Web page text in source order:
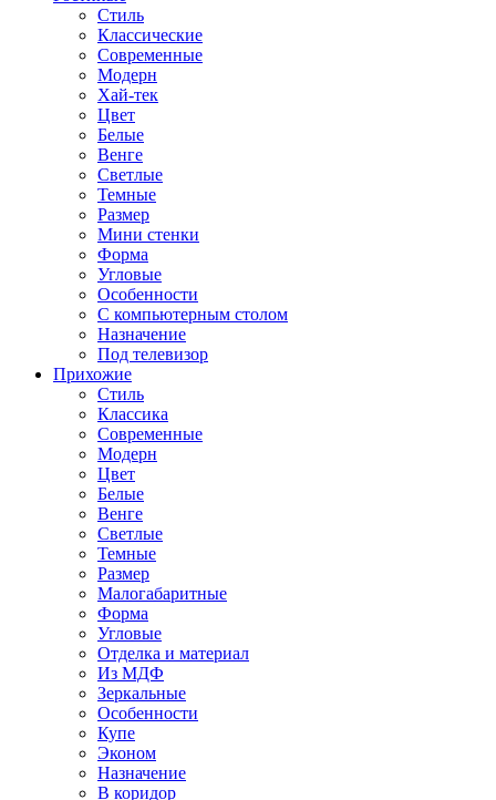
Стиль
Классические
Современные
Модерн
Хай-тек
Цвет
Белые
Венге
Светлые
Темные
Размер
Мини стенки
Форма
Угловые
Особенности
С компьютерным столом
Назначение
Под телевизор
Прихожие
Стиль
Классика
Современные
Модерн
Цвет
Белые
Венге
Светлые
Темные
Размер
Малогабаритные
Форма
Угловые
Отделка и материал
Из МДФ
Зеркальные
Особенности
Купе
Эконом
Назначение
В коридор